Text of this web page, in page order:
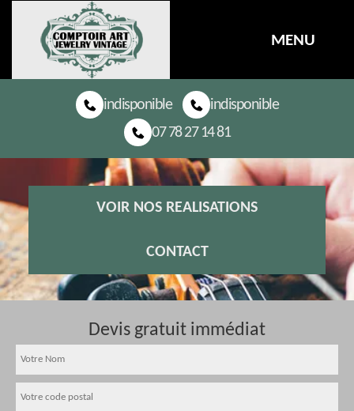
MENU
indisponible
indisponible
07 78 27 14 81
VOIR NOS REALISATIONS
CONTACT
Devis gratuit immédiat